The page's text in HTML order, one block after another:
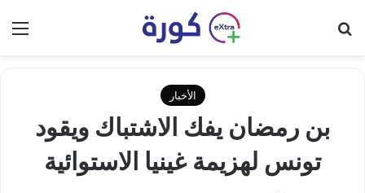
الأخبار
بن رمضان يفك الاشتباك ويقود
تونس لهزيمة غينيا الاستوائية